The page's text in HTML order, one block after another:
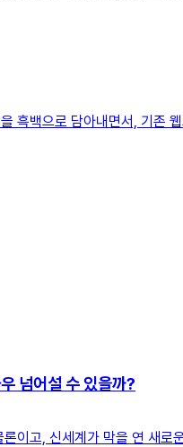
흑백으로 담아내면서, 기존
넘어설 수 있을까?
이고, 신세계가 막을 연 새로